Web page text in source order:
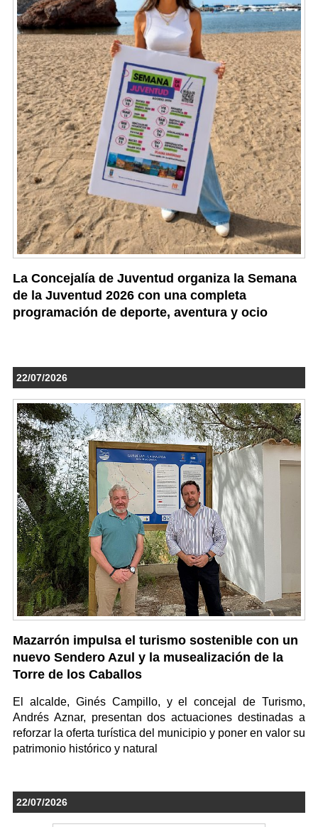
La Concejalía de Juventud organiza la Semana
de la Juventud 2026 con una completa
programación de deporte, aventura y ocio
22/07/2026
Mazarrón impulsa el turismo sostenible con un
nuevo Sendero Azul y la musealización de la
Torre de los Caballos
El alcalde, Ginés Campillo, y el concejal de Turismo,
Andrés Aznar, presentan dos actuaciones destinadas a
reforzar la oferta turística del municipio y poner en valor su
patrimonio histórico y natural
22/07/2026